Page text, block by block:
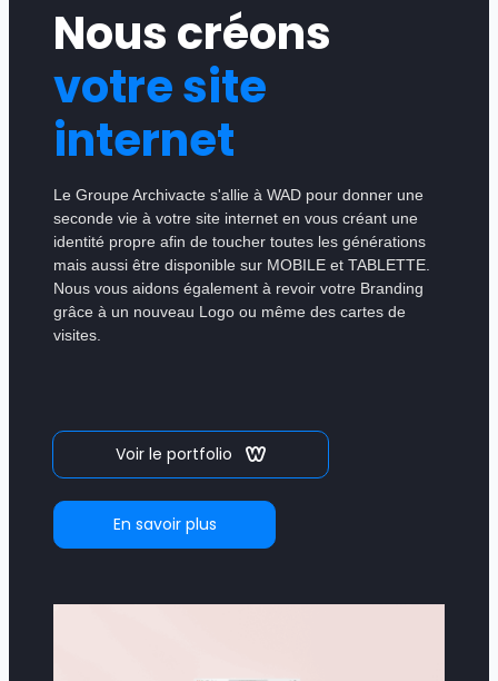
Nous créons
votre site
internet
Le Groupe Archivacte s'allie à WAD pour donner une
seconde vie à votre site internet en vous créant une
identité propre afin de toucher toutes les générations
mais aussi être disponible sur MOBILE et TABLETTE.
Nous vous aidons également à revoir votre Branding
grâce à un nouveau Logo ou même des cartes de
visites.
Voir le portfolio
En savoir plus